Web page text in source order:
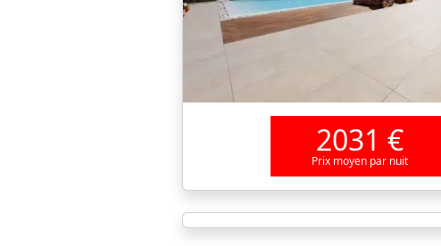
2031 €
Prix moyen par nuit